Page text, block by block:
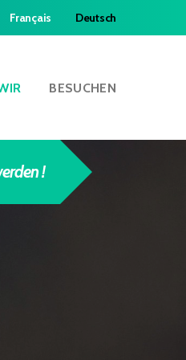
Français Deutsch
BESUCHEN
!